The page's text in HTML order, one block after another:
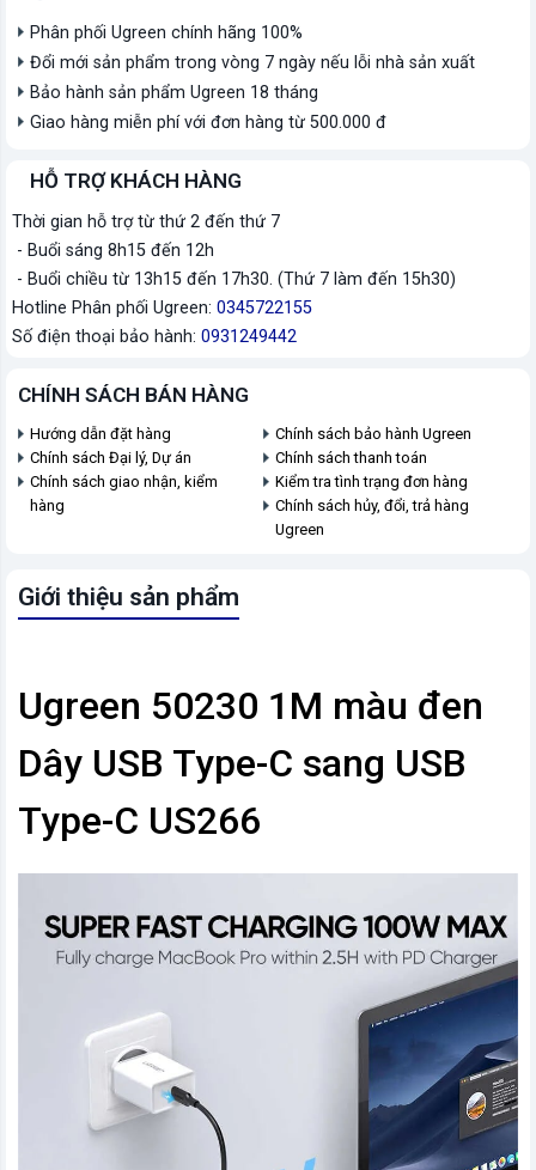
Phân phối Ugreen chính hãng 100%
Đổi mới sản phẩm trong vòng 7 ngày nếu lỗi nhà sản xuất
Bảo hành sản phẩm Ugreen 18 tháng
Giao hàng miễn phí với đơn hàng từ 500.000 đ
HỖ TRỢ KHÁCH HÀNG
Thời gian hỗ trợ từ thứ 2 đến thứ 7
- Buổi sáng 8h15 đến 12h
- Buổi chiều từ 13h15 đến 17h30. (Thứ 7 làm đến 15h30)
Hotline Phân phối Ugreen: 0345722155
Số điện thoại bảo hành: 0931249442
CHÍNH SÁCH BÁN HÀNG
Hướng dẫn đặt hàng
Chính sách bảo hành Ugreen
Chính sách Đại lý, Dự án
Chính sách thanh toán
Chính sách giao nhận, kiểm
hàng
Kiểm tra tình trạng đơn hàng
Chính sách hủy, đổi, trả hàng
Ugreen
Giới thiệu sản phẩm
Ugreen 50230 1M màu đen
Dây USB Type-C sang USB
Type-C US266